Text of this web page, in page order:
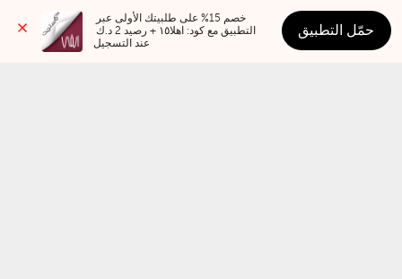
عند التسجيل
حمّل التطبيق